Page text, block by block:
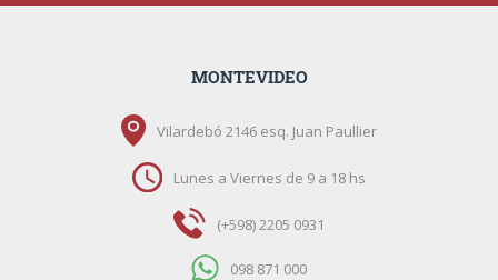
MONTEVIDEO
Vilardebó 2146 esq. Juan Paullier
Lunes a Viernes de 9 a 18 hs
(+598) 2205 0931
098 871 000